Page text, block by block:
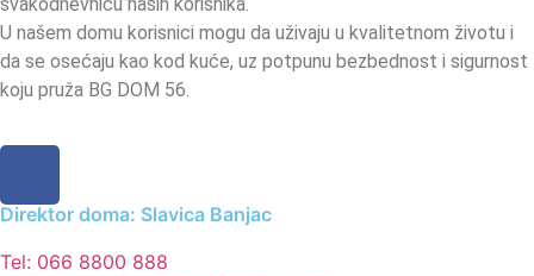
U našem domu korisnici mogu da uživaju u kvalitetnom životu i
da se osećaju kao kod kuće, uz potpunu bezbednost i sigurnost
koju pruža BG DOM 56.
Direktor doma: Slavica Banjac
Tel: 066 8800 888